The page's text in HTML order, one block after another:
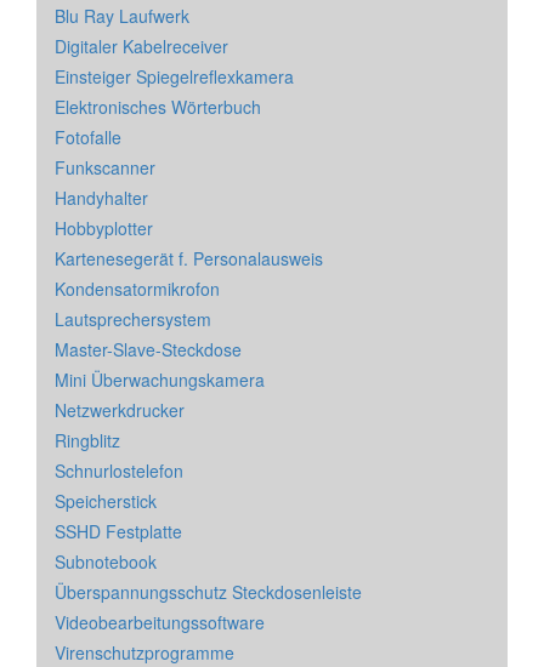
Blu Ray Laufwerk
Digitaler Kabelreceiver
Einsteiger Spiegelreflexkamera
Elektronisches Wörterbuch
Fotofalle
Funkscanner
Handyhalter
Hobbyplotter
Kartenesegerät f. Personalausweis
Kondensatormikrofon
Lautsprechersystem
Master-Slave-Steckdose
Mini Überwachungskamera
Netzwerkdrucker
Ringblitz
Schnurlostelefon
Speicherstick
SSHD Festplatte
Subnotebook
Überspannungsschutz Steckdosenleiste
Videobearbeitungssoftware
Virenschutzprogramme